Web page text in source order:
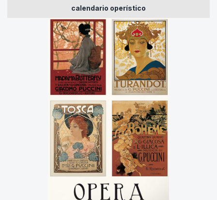
calendario operístico